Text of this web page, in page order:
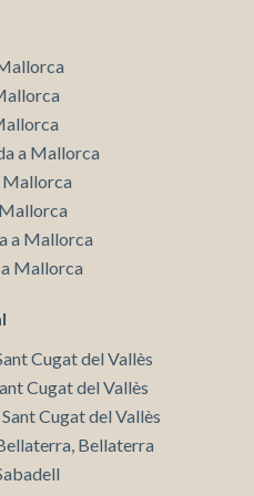
i amb boniques
verds de
doten a
per gaudir
zona de parcs
bicicleta de
a Mallorca
Mallorca
a Mallorca
Mallorca
Cugat del Vallès
Cugat del Vallès
Cugat del Vallès
Bellaterra